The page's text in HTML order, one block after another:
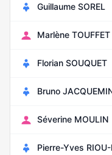
Guillaume SOREL
Marlène TOUFFET
Florian SOUQUET
Bruno
Séverine MOULIN
Pierre-Yves RIOU-